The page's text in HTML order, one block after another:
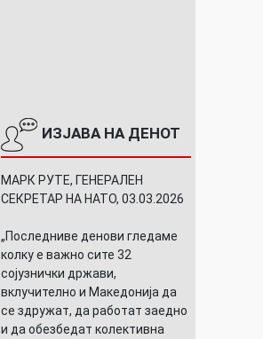
ИЗЈАВА НА ДЕНОТ
МАРК РУТЕ, ГЕНЕРАЛЕН
СЕКРЕТАР НА НАТО, 03.03.2026
„Последниве денови гледаме
колку е важно сите 32
сојузнички држави,
вклучително и Македонија да
се здружат, да работат заедно
и да обезбедат колективна